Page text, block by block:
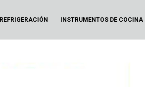
REFRIGERACIÓN INSTRUMENTOS DE COCINA